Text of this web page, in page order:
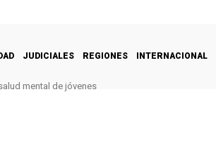
JUDICIALES REGIONES INTERNACIONAL
mental de jóvenes